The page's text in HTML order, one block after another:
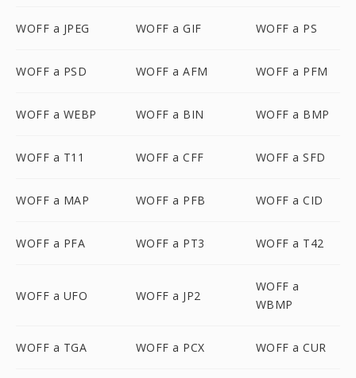
WOFF a JPEG WOFF a GIF WOFF a PS
WOFF a PSD WOFF a AFM WOFF a PFM
WOFF a WEBP WOFF a BIN WOFF a BMP
WOFF a T11 WOFF a CFF WOFF a SFD
WOFF a MAP WOFF a PFB WOFF a CID
WOFF a PFA WOFF a PT3 WOFF a T42
WOFF a UFO WOFF a JP2
WOFF a
WBMP
WOFF a TGA WOFF a PCX WOFF a CUR